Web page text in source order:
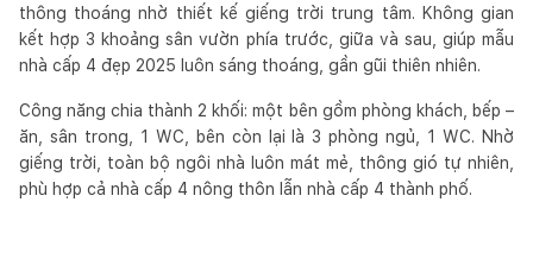
thông thoáng nhờ thiết kế giếng trời trung tâm. Không gian
kết hợp 3 khoảng sân vườn phía trước, giữa và sau, giúp mẫu
nhà cấp 4 đẹp 2025 luôn sáng thoáng, gần gũi thiên nhiên.
Công năng chia thành 2 khối: một bên gồm phòng khách, bếp –
ăn, sân trong, 1 WC, bên còn lại là 3 phòng ngủ, 1 WC. Nhờ
giếng trời, toàn bộ ngôi nhà luôn mát mẻ, thông gió tự nhiên,
phù hợp cả nhà cấp 4 nông thôn lẫn nhà cấp 4 thành phố.